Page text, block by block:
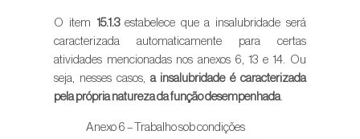
O item 15.1.3estabelece que a insalubridade será
caracterizada automaticamente para certas
atividades mencionadas nos anexos 6, 13 e 14. Ou
seja, nesses casos, a insalubridade é caracterizada
pela própria natureza da função desempenhada.
Anexo 6 – Trabalho sob condições